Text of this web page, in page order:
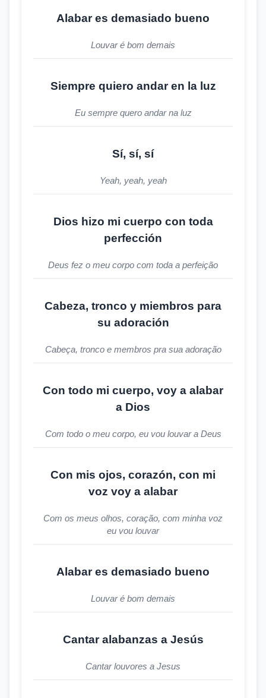
Alabar es demasiado bueno
Louvar é bom demais
Siempre quiero andar en la luz
Eu sempre quero andar na luz
Sí, sí, sí
Yeah, yeah, yeah
Dios hizo mi cuerpo con toda
perfección
Deus fez o meu corpo com toda a perfeição
Cabeza, tronco y miembros para
su adoración
Cabeça, tronco e membros pra sua adoração
Con todo mi cuerpo, voy a alabar
a Dios
Com todo o meu corpo, eu vou louvar a Deus
Con mis ojos, corazón, con mi
voz voy a alabar
Com os meus olhos, coração, com minha voz
eu vou louvar
Alabar es demasiado bueno
Louvar é bom demais
Cantar alabanzas a Jesús
Cantar louvores a Jesus